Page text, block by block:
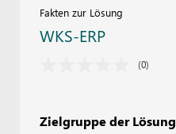
Fakten zur Lösung
WKS-ERP
(0)
Zielgruppe der Lösung